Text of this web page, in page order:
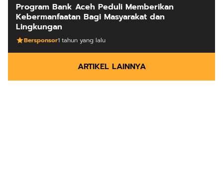
Program Bank Aceh Peduli Memberikan
Kebermanfaatan Bagi Masyarakat dan
Lingkungan
Bersponsor1 tahun yang lalu
ARTIKEL LAINNYA